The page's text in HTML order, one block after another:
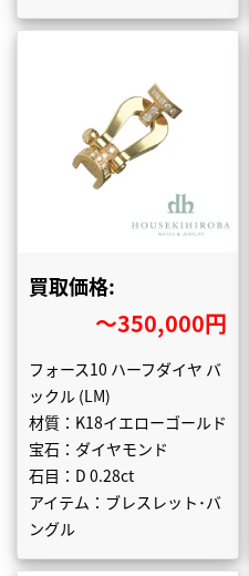
買取価格:
〜350,000円
フォース10 ハーフダイヤ バ
ックル (LM)
材質：K18イエローゴールド
宝石：ダイヤモンド
石目：D 0.28ct
アイテム：ブレスレット･バ
ングル